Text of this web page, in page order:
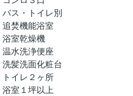
バス・トイレ別
追焚機能浴室
浴室乾燥機
温水洗浄便座
洗髪洗面化粧台
トイレ２ヶ所
浴室１坪以上